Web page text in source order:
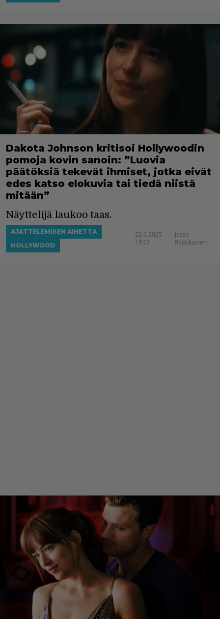
Dakota Johnson kritisoi Hollywoodin
pomoja kovin sanoin: ”Luovia
päätöksiä tekevät ihmiset, jotka eivät
edes katso elokuvia tai tiedä niistä
mitään”
Näyttelijä laukoo taas.
AJATTELEMISEN AIHETTA
HOLLYWOOD
22.6.2025
18:01
Jesse
Raatikainen